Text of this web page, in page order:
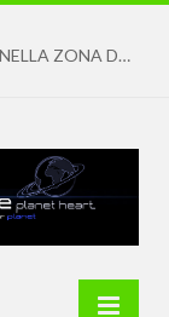
FORTE SCOSSA DI TERREMOTO DI MD 4.7 NELLA ZONA DEI CAMPI FLEGREI